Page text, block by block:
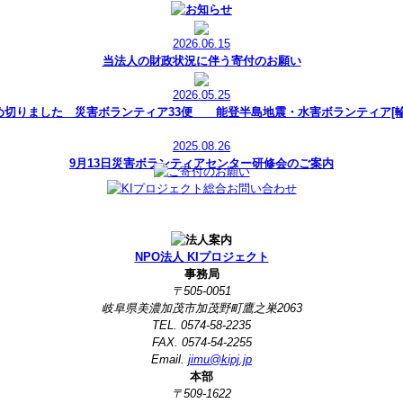
2026.06.15
当法人の財政状況に伴う寄付のお願い
2026.05.25
切りました 災害ボランティア33便 能登半島地震・水害ボランティア[
2025.08.26
9月13日災害ボランティアセンター研修会のご案内
NPO法人 KIプロジェクト
事務局
〒505-0051
岐阜県美濃加茂市加茂野町鷹之巣2063
TEL. 0574-58-2235
FAX. 0574-54-2255
Email. jimu@kipj.jp
本部
〒509-1622